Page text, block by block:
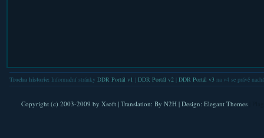
Trocha historie: Informační stránky DDR Portál v1 DDR Portál v2| DDR Portál v3na v4 se právě
Copyright (c) 2003-2009 by Xsoft| Translation: By N2H| Design: Elegant Themes